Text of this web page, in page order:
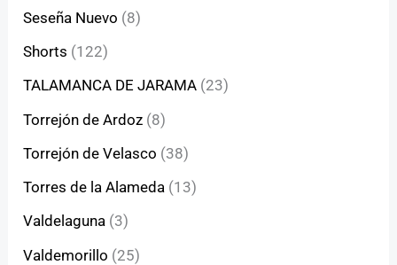
Seseña Nuevo (8)
Shorts (122)
TALAMANCA DE JARAMA (23)
Torrejón de Ardoz (8)
Torrejón de Velasco (38)
Torres de la Alameda (13)
Valdelaguna (3)
Valdemorillo (25)